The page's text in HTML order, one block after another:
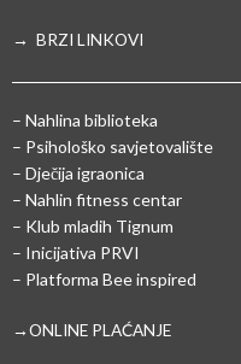
→ BRZI LINKOVI
– Nahlina biblioteka
– Psihološko savjetovalište
– Dječija igraonica
– Nahlin fitness centar
– Klub mladih Tignum
– Inicijativa PRVI
– Platforma Bee inspired
→ONLINE PLAĆANJE